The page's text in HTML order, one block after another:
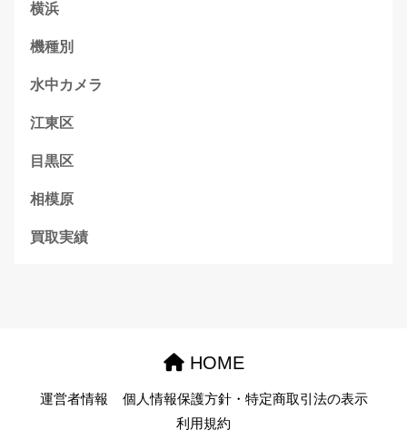
横浜
機種別
水中カメラ
江東区
目黒区
相模原
買取実績
HOME
運営者情報
個人情報保護方針・特定商取引法の表示
利用規約